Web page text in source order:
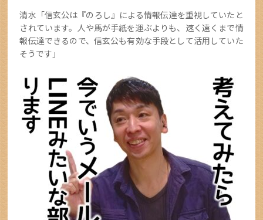
清水「信玄公は『のろし』による情報伝達を重視していたと
されています。人や馬が手紙を運ぶよりも、速く遠くまで情
報伝達できるので、信玄公も有効な手段として活用していた
そうです」